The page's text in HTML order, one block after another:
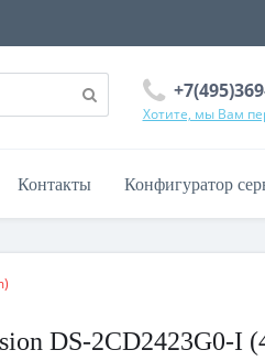
Хотите, мы Вам
Контакты Конфигуратор
DS-2CD2423G0-I